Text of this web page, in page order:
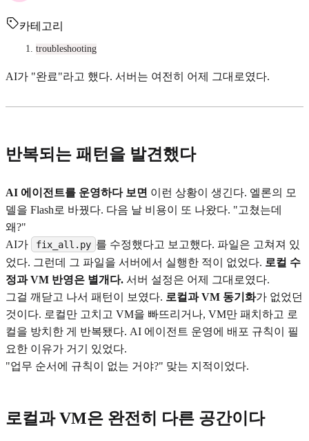
카테고리
troubleshooting
AI가 "완료"라고 했다. 서버는 여전히 어제 그대로였다.
반복되는 패턴을 발견했다
AI 에이전트를 운영하다 보면 이런 상황이 생긴다. 엘론의 모
델을 Flash로 바꿨다. 다음 날 비용이 또 나왔다. "고쳤는데
왜?"
AI가
fix_all.py 를 수정했다고 보고했다. 파일은 고쳐져 있
었다. 그런데 그 파일을 서버에서 실행한 적이 없었다. 로컬 수
정과 VM 반영은 별개다. 서버 설정은 어제 그대로였다.
그걸 깨닫고 나서 패턴이 보였다. 로컬과 VM 동기화가 없었던
것이다. 로컬만 고치고 VM을 빠뜨리거나, VM만 패치하고 로
컬을 방치한 게 반복됐다. AI 에이전트 운영에 배포 규칙이 필
요한 이유가 거기 있었다.
"업무 순서에 규칙이 없는 거야?" 맞는 지적이었다.
로컬과 VM은 완전히 다른 공간이다